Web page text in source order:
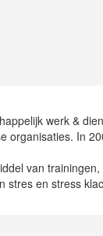
werk &
organisaties. In
van
stres en stress